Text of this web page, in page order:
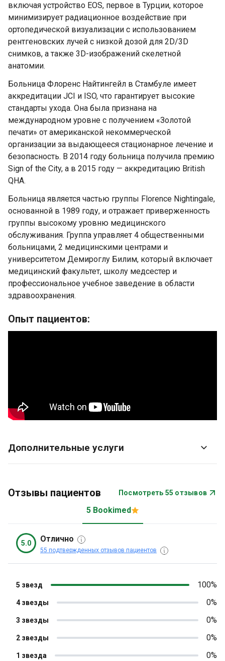
включая устройство EOS, первое в Турции, которое
минимизирует радиационное воздействие при
ортопедической визуализации с использованием
рентгеновских лучей с низкой дозой для 2D/3D
снимков, а также 3D-изображений скелетной
анатомии.
Больница Флоренс Найтингейл в Стамбуле имеет
аккредитации JCI и ISO, что гарантирует высокие
стандарты ухода. Она была признана на
международном уровне с получением «Золотой
печати» от американской некоммерческой
организации за выдающееся стационарное лечение и
безопасность. В 2014 году больница получила премию
Sign of the City, а в 2015 году — аккредитацию British
QHA.
Больница является частью группы Florence Nightingale,
основанной в 1989 году, и отражает приверженность
группы высокому уровню медицинского
обслуживания. Группа управляет 4 общественными
больницами, 2 медицинскими центрами и
университетом Демироглу Билим, который включает
медицинский факультет, школу медсестер и
профессиональное учебное заведение в области
здравоохранения.
Опыт пациентов:
Дополнительные услуги
Отзывы пациентов Посмотреть 55 отзывов
5 Bookimed
5.0 Отлично
55 подтвержденных отзывов пациентов
1 звезда 0%
2 звезды 0%
3 звезды 0%
4 звезды 0%
5 звезд 100%